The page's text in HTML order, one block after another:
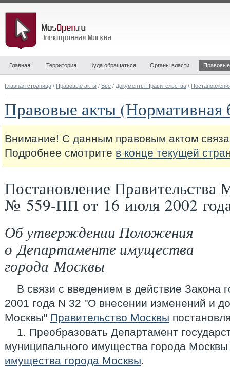
Главная Территория Куда обращаться Органы власти
Главная страница / Правовые акты / Все / Документы Правительства /
Правовые акты (Нормативная
Внимание! С данным правовым актом
Подробнее смотрите в конце текущей
Постановление Правительства
№ 559-ПП от 16 июля 2002
Об утверждении Положения
о Департаменте имущества
города Москвы
В связи с введением в действие Закона
2001 года N 32 "О внесении изменений и
Москвы" Правительство Москвы
1. Преобразовать Департамент
муниципального имущества города
имущества города Москвы.